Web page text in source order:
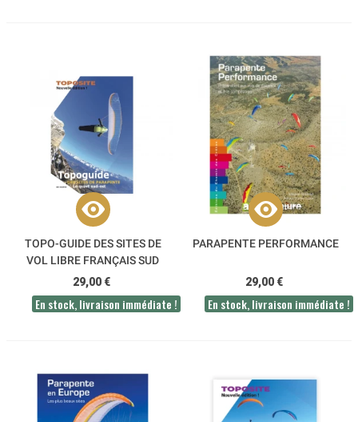
TOPO-GUIDE DES SITES DE
VOL LIBRE FRANÇAIS SUD
EST
29,00 €
En stock, livraison immédiate !
PARAPENTE PERFORMANCE
29,00 €
En stock, livraison immédiate !